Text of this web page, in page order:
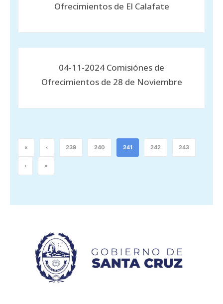
Ofrecimientos de El Calafate
04-11-2024 Comisiónes de
Ofrecimientos de 28 de Noviembre
« ‹ 239 240 241 242 243
› »